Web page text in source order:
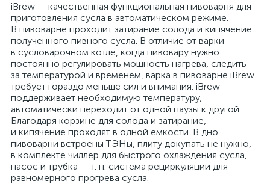
iBrew — качественная функциональная пивоварня для
приготовления сусла в автоматическом режиме.
В пивоварне проходит затирание солода и кипячение
полученного пивного сусла. В отличие от варки
в сусловарочном котле, когда пивовару нужно
постоянно регулировать мощность нагрева, следить
за температурой и временем, варка в пивоварне iBrew
требует гораздо меньше сил и внимания. iBrew
поддерживает необходимую температуру,
автоматически переходит от одной паузы к другой.
Благодаря корзине для солода и затирание,
и кипячение проходят в одной ёмкости. В дно
пивоварни встроены ТЭНы, плиту докупать не нужно,
в комплекте чиллер для быстрого охлаждения сусла,
насос и трубка — т. н. система рециркуляции для
равномерного прогрева сусла.